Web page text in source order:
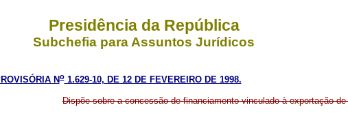
Presidência da República
Subchefia para Assuntos Jurídicos
No1.629-10, DE 12 DE FEVEREIRO DE 1998.
Dispõe sobre a concessão de financiamento vinculado à exportação